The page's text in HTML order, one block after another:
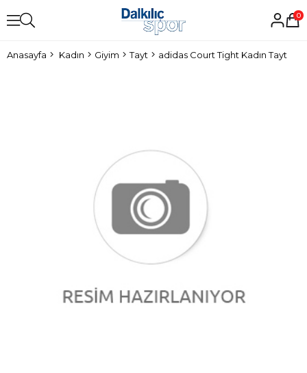
0
Anasayfa Kadın Giyim Tayt adidas Court Tight Kadın Tayt